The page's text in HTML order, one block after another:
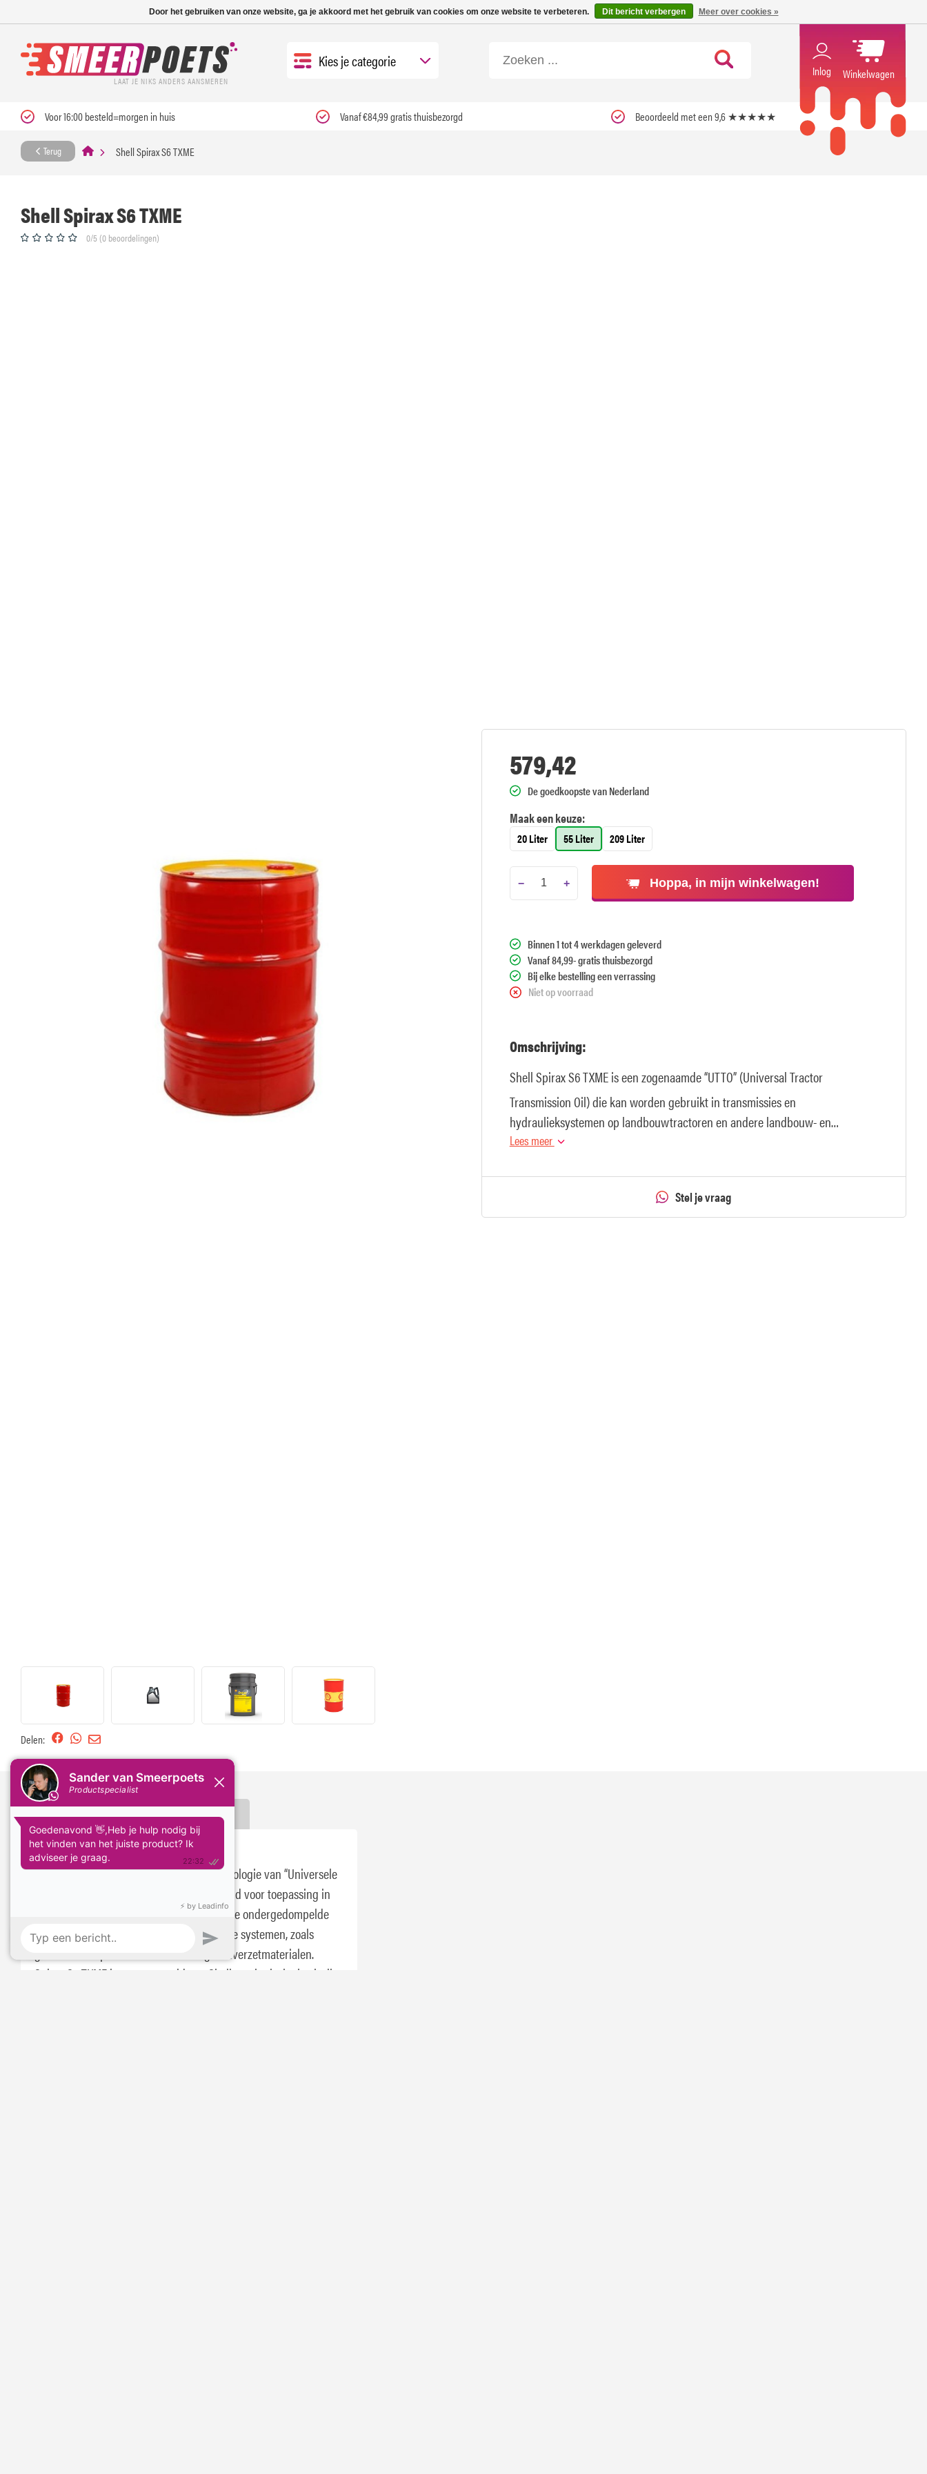
Nieuwe levertijd: 1 tot 3 werkdagen | Nu 25% korting op gehele assortiment Carfume met kortingscode ''verfrissend''
LAAT JE NIKS ANDERS AANSMEREN
Kies je categorie
Inlog Winkelwagen
Voor 16:00 besteld=morgen in huis Vanaf €84,99 gratis thuisbezorgd Beoordeeld met een 9,6 ★★★★★
Terug Shell Spirax S6 TXME
Shell Spirax S6 TXME
0/5 (0 beoordelingen)
Delen:
579,42
De goedkoopste van Nederland
Maak een keuze:
20 Liter 55 Liter 209 Liter
− + Hoppa, in mijn winkelwagen!
Binnen 1 tot 4 werkdagen geleverd
Vanaf 84,99- gratis thuisbezorgd
Bij elke bestelling een verrassing
Niet op voorraad
Omschrijving:
Shell Spirax S6 TXME is een zogenaamde “UTTO” (Universal Tractor
Transmission Oil) die kan worden gebruikt in transmissies en
hydraulieksystemen op landbouwtractoren en andere landbouw- en
aannemerijapparatuur.
Lees meer
Stel je vraag
Omschrijving Specificaties
Shell Shell Spirax S6 TXME
Shell Spirax S6 TXME is de nieuwste technologie van “Universele
Tractor Transmissie Olie” (UTTO), ontwikkeld voor toepassing in
transmissies, hydraulische systemen, in olie ondergedompelde
("natte") remmen en andere aankoppelbare systemen, zoals
gemonteerd op en aan tractoren en grondverzetmaterialen.
Spirax S6 TXME is samengesteld van Shell synthetische basisolie
Door het gebruiken van onze website, ga je akkoord met het gebruik van cookies om onze website te verbeteren. Dit bericht verbergen Meer over cookies »